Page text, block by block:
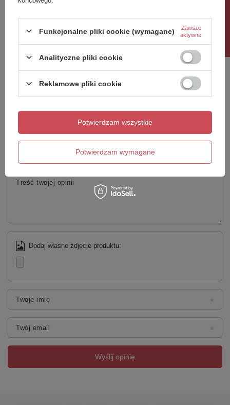
Materiał dominujący Szkło
Zadaj pytanie a my odpowiemy niezwłocznie,
najciekawsze pytania i odpowiedzi publikując
dla innych.
Zadaj pytanie
Napisz swoją opinię
5/5
Treść twojej opinii
Dodaj własne zdjęcie produktu:
Twoje imię
Twój email
Wyślij opinię
Funkcjonalne pliki cookie (wymagane)
Zawsze
aktywne
Analityczne pliki cookie
Reklamowe pliki cookie
Potwierdzam wymagane
Potwierdzam wszystkie